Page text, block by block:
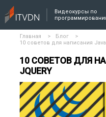
Видеокурсы по
Главная > Блог
>
10 советов для написания
10 СОВЕТОВ ДЛЯ
JQUERY